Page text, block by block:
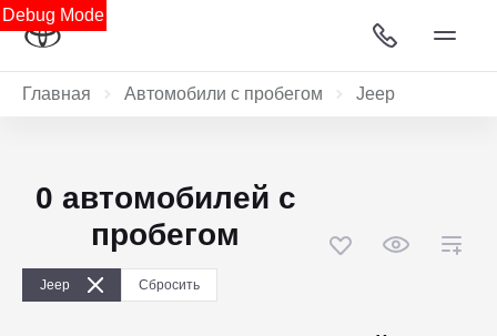
Debug Mode
Главная Автомобили с пробегом Jeep
0 автомобилей с
пробегом
Jeep Сбросить